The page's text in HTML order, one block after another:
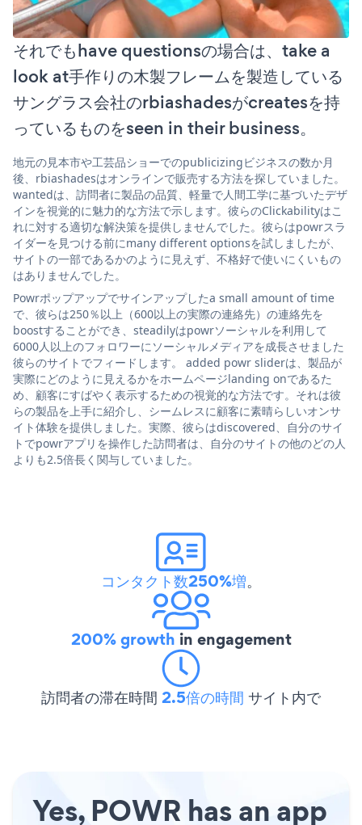
それでもhave questionsの場合は、take a
look at手作りの木製フレームを製造している
サングラス会社のrbiashadesがcreatesを持
っているものをseen in their business。
地元の見本市や工芸品ショーでのpublicizingビジネスの数か月
後、rbiashadesはオンラインで販売する方法を探していました。
wantedは、訪問者に製品の品質、軽量で人間工学に基づいたデザ
インを視覚的に魅力的な方法で示します。彼らのClickabilityはこ
れに対する適切な解決策を提供しませんでした。彼らはpowrスラ
イダーを見つける前にmany different optionsを試しましたが、
サイトの一部であるかのように見えず、不格好で使いにくいもの
はありませんでした。
Powrポップアップでサインアップしたa small amount of time
で、彼らは250％以上（600以上の実際の連絡先）の連絡先を
boostすることができ、steadilyはpowrソーシャルを利用して
6000人以上のフォロワーにソーシャルメディアを成長させました
彼らのサイトでフィードします。 added powr sliderは、製品が
実際にどのように見えるかをホームページlanding onであるた
め、顧客にすばやく表示するための視覚的な方法です。それは彼
らの製品を上手に紹介し、シームレスに顧客に素晴らしいオンサ
イト体験を提供しました。実際、彼らはdiscovered、自分のサイ
トでpowrアプリを操作した訪問者は、自分のサイトの他のどの人
よりも2.5倍長く関与していました。
コンタクト数250%増。
200% growth in engagement
訪問者の滞在時間 2.5倍の時間 サイト内で
Yes, POWR has an app